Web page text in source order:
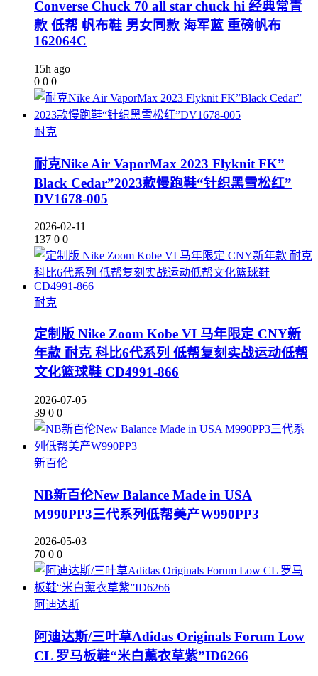
Converse Chuck 70 all star chuck hi 经典常青
款 低帮 帆布鞋 男女同款 海军蓝 重磅帆布
162064C
15h ago
0 0 0
耐克
耐克Nike Air VaporMax 2023 Flyknit FK”
Black Cedar”2023款慢跑鞋“针织黑雪松红”
DV1678-005
2026-02-11
137 0 0
耐克
定制版 Nike Zoom Kobe VI 马年限定 CNY新
年款 耐克 科比6代系列 低帮复刻实战运动低帮
文化篮球鞋 CD4991-866
2026-07-05
39 0 0
新百伦
NB新百伦New Balance Made in USA
M990PP3三代系列低帮美产W990PP3
2026-05-03
70 0 0
阿迪达斯
阿迪达斯/三叶草Adidas Originals Forum Low
CL 罗马板鞋“米白薰衣草紫”ID6266